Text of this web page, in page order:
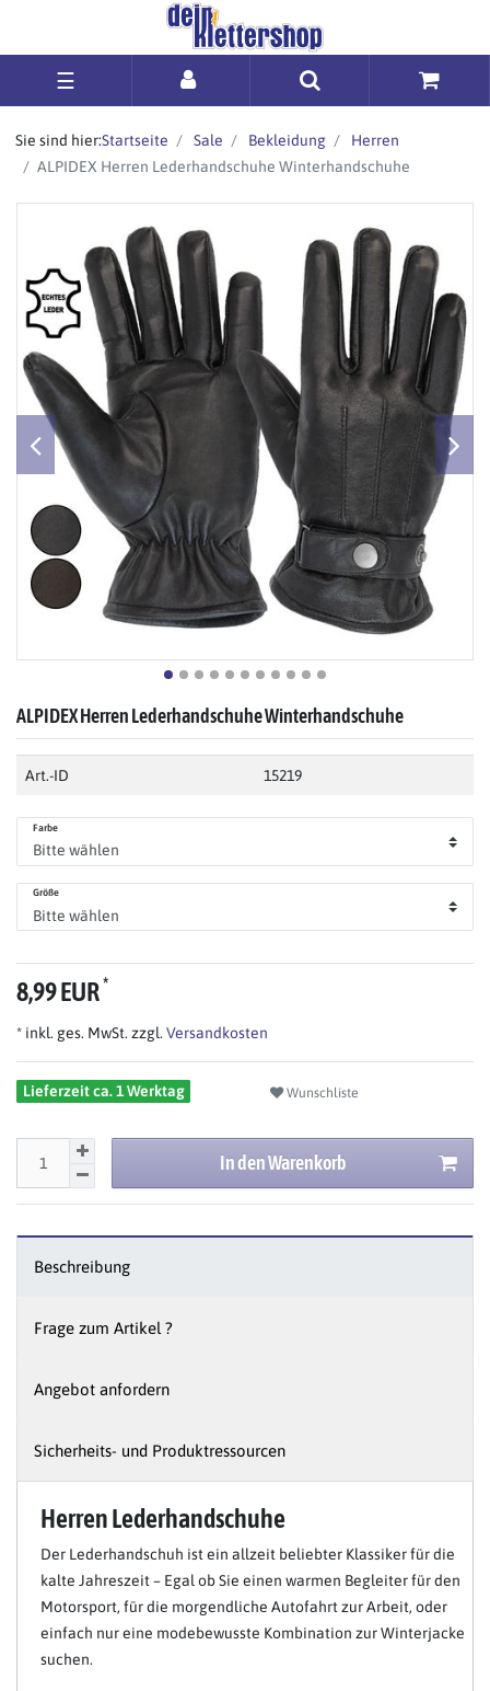
☰
Sie sind hier:Startseite Sale Bekleidung
Herren
ALPIDEX Herren Lederhandschuhe Winterhandschuhe
ALPIDEX Herren Lederhandschuhe Winterhandschuhe
Art.-ID 15219
Farbe
Größe
8,99 EUR*
* inkl. ges. MwSt. zzgl. Versandkosten
Lieferzeit ca. 1 Werktag Wunschliste
In den Warenkorb
Beschreibung
Frage zum Artikel ?
Angebot anfordern
Sicherheits- und Produktressourcen
Herren Lederhandschuhe
Der Lederhandschuh ist ein allzeit beliebter Klassiker für die
kalte Jahreszeit – Egal ob Sie einen warmen Begleiter für den
Motorsport, für die morgendliche Autofahrt zur Arbeit, oder
einfach nur eine modebewusste Kombination zur Winterjacke
suchen.